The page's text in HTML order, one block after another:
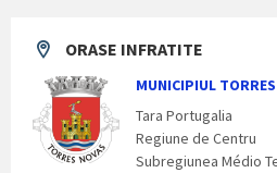
ORASE INFRATITE
MUNICIPIUL
Tara Portugalia
Regiune de Centru
Subregiunea Médio